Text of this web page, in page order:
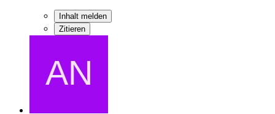
Inhalt melden
Zitieren